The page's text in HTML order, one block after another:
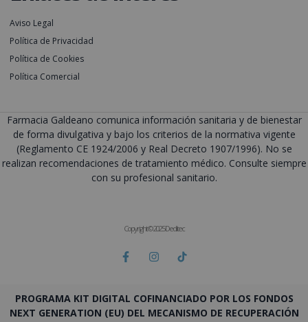
Aviso Legal
Política de Privacidad
Política de Cookies
Política Comercial
Farmacia Galdeano comunica información sanitaria y de bienestar
de forma divulgativa y bajo los criterios de la normativa vigente
(Reglamento CE 1924/2006 y Real Decreto 1907/1996). No se
realizan recomendaciones de tratamiento médico. Consulte siempre
con su profesional sanitario.
Copyright © 2025 Deditec
PROGRAMA KIT DIGITAL COFINANCIADO POR LOS FONDOS
NEXT GENERATION (EU) DEL MECANISMO DE RECUPERACIÓN